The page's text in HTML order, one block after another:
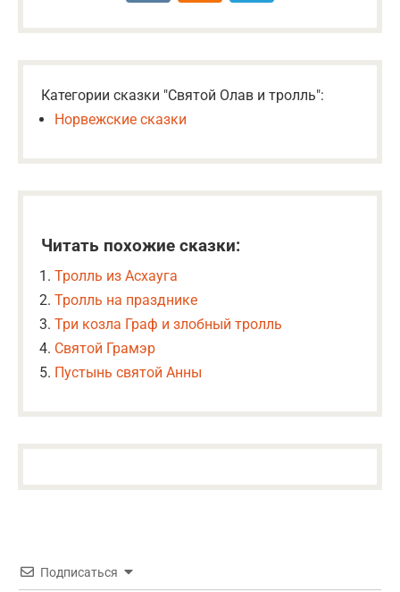
Категории сказки "Святой Олав и тролль":
Норвежские сказки
Читать похожие сказки:
Тролль из Асхауга
Тролль на празднике
Три козла Граф и злобный тролль
Святой Грамэр
Пустынь святой Анны
Подписаться